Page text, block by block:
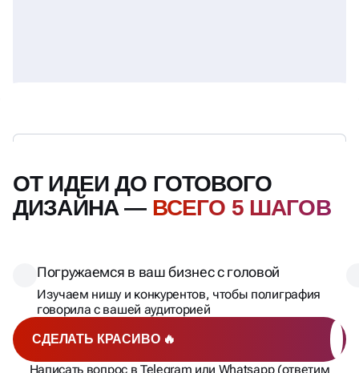
ОТ ИДЕИ ДО ГОТОВОГО
ДИЗАЙНА — ВСЕГО 5 ШАГОВ
СДЕЛАТЬ КРАСИВО 🔥
Написать вопрос в Telegram или Whatsapp (ответим
Погружаемся в ваш бизнес с головой
Изучаем нишу и конкурентов, чтобы полиграфия
говорила с вашей аудиторией